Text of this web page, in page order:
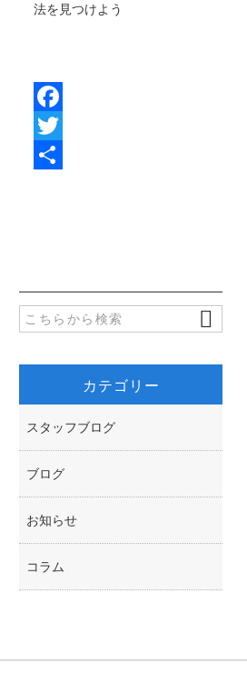
法を見つけよう
F
カテゴリー
スタッフブログ
ブログ
お知らせ
コラム